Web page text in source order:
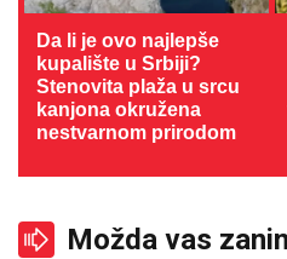
Da li je ovo najlepše
kupalište u Srbiji?
Stenovita plaža u srcu
kanjona okružena
nestvarnom prirodom
Možda vas